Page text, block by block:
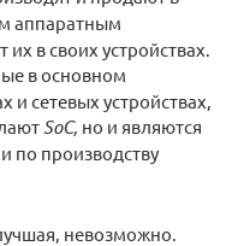
аппаратным
в своих устройствах.
в основном
и сетевых устройствах,
SoC, но и являются
по производству
невозможно.